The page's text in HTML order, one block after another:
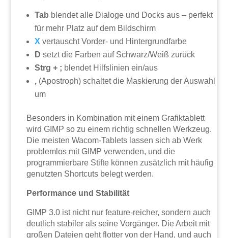
Tab blendet alle Dialoge und Docks aus – perfekt
für mehr Platz auf dem Bildschirm
X vertauscht Vorder- und Hintergrundfarbe
D setzt die Farben auf Schwarz/Weiß zurück
Strg + ; blendet Hilfslinien ein/aus
‚ (Apostroph) schaltet die Maskierung der Auswahl
um
Besonders in Kombination mit einem Grafiktablett
wird GIMP so zu einem richtig schnellen Werkzeug.
Die meisten Wacom-Tablets lassen sich ab Werk
problemlos mit GIMP verwenden, und die
programmierbare Stifte können zusätzlich mit häufig
genutzten Shortcuts belegt werden.
Performance und Stabilität
GIMP 3.0 ist nicht nur feature-reicher, sondern auch
deutlich stabiler als seine Vorgänger. Die Arbeit mit
großen Dateien geht flotter von der Hand, und auch